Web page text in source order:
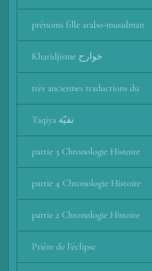
prénoms fille arabo-musulman
Kharidjisme خوارج
très anciennes traductions du
Taqiya تقيّة
partie 3 Chronologie Histoire
partie 4 Chronologie Histoire
partie 2 Chronologie Histoire
Prière de l’éclipse